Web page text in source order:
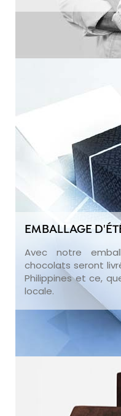
EMBALLAGE
Avec notre
chocolats seront
Philippines et ce,
locale.